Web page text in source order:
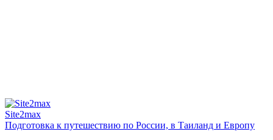
Site2max
Подготовка к путешествию по России, в Таиланд и Европу